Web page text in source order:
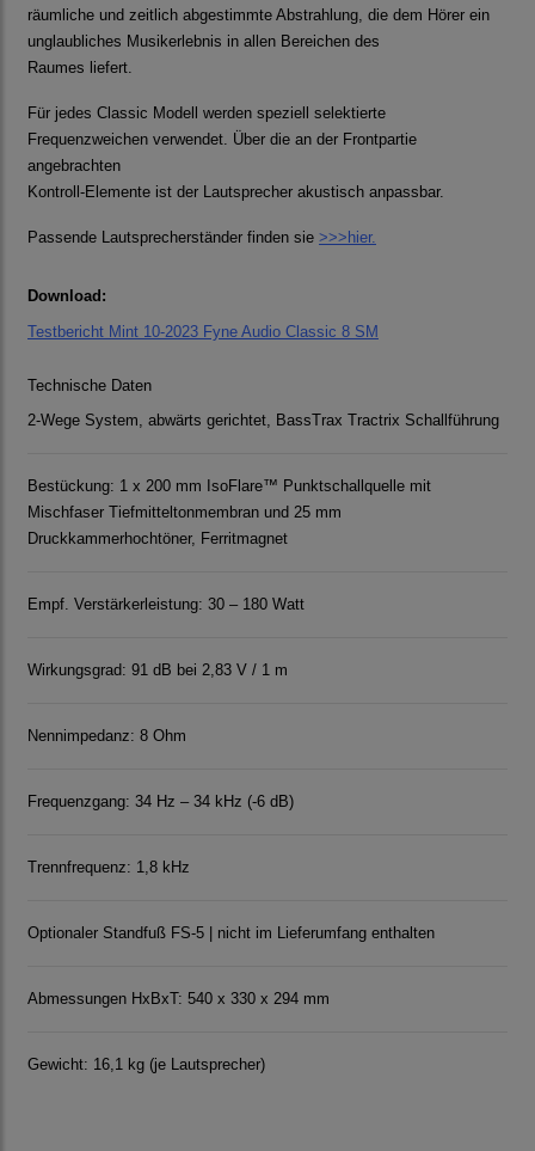
räumliche und zeitlich abgestimmte Abstrahlung, die dem Hörer ein
unglaubliches Musikerlebnis in allen Bereichen des
Raumes liefert.
Für jedes Classic Modell werden speziell selektierte
Frequenzweichen verwendet. Über die an der Frontpartie
angebrachten
Kontroll-Elemente ist der Lautsprecher akustisch anpassbar.
Passende Lautsprecherständer finden sie >>>hier.
Download:
Testbericht Mint 10-2023 Fyne Audio Classic 8 SM
Technische Daten
2-Wege System, abwärts gerichtet, BassTrax Tractrix Schallführung
Bestückung: 1 x 200 mm IsoFlare™ Punktschallquelle mit
Mischfaser Tiefmitteltonmembran und 25 mm
Druckkammerhochtöner, Ferritmagnet
Empf. Verstärkerleistung: 30 – 180 Watt
Wirkungsgrad: 91 dB bei 2,83 V / 1 m
Nennimpedanz: 8 Ohm
Frequenzgang: 34 Hz – 34 kHz (-6 dB)
Trennfrequenz: 1,8 kHz
Optionaler Standfuß FS-5 | nicht im Lieferumfang enthalten
Abmessungen HxBxT: 540 x 330 x 294 mm
Gewicht: 16,1 kg (je Lautsprecher)